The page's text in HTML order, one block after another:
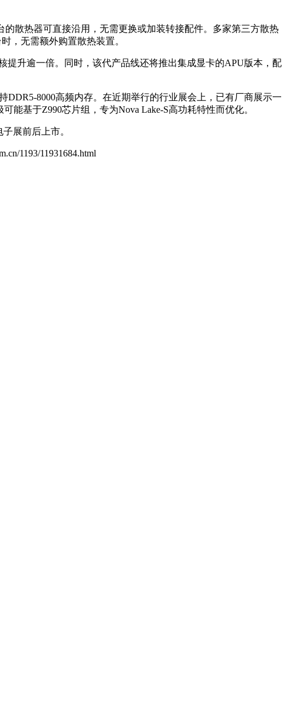
的散热器可直接沿用，无需更换或加装转接配件。多家第三方散热
，无需额外购置散热装置。
提升逾一倍。同时，该代产品线还将推出集成显卡的APU版本，配
DDR5-8000高频内存。在近期举行的行业展会上，已有厂商展示一
基于Z990芯片组，专为Nova Lake-S高功耗特性而优化。
展前后上市。
1193/11931684.html